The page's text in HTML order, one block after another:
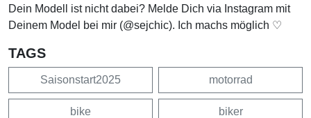
Dein Modell ist nicht dabei? Melde Dich via Instagram mit
Deinem Model bei mir (@sejchic). Ich machs möglich ♡
TAGS
Saisonstart2025 motorrad
bike biker